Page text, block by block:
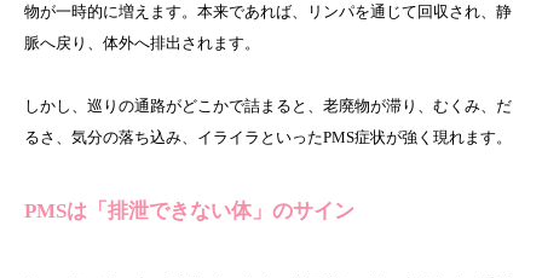
物が一時的に増えます。本来であれば、リンパを通じて回収され、静
脈へ戻り、体外へ排出されます。
しかし、巡りの通路がどこかで詰まると、老廃物が滞り、むくみ、だ
るさ、気分の落ち込み、イライラといったPMS症状が強く現れます。
PMSは「排泄できない体」のサイン